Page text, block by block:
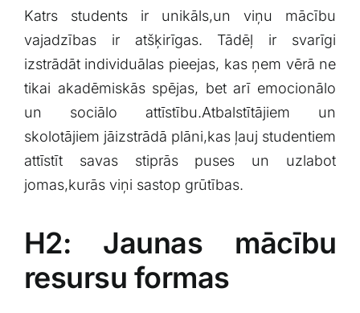
Katrs ‍students ir unikāls,un viņu mācību
vajadzības ir atšķirīgas. Tādēļ ir svarīgi
izstrādāt​ individuālas pieejas, kas ņem vērā ne
‍tikai akadēmiskās spējas,​ bet⁢ arī emocionālo
un sociālo attīstību.Atbalstītājiem un
skolotājiem jāizstrādā plāni,kas⁤ ļauj studentiem
attīstīt savas stiprās puses un uzlabot⁢
jomas,kurās viņi ‍sastop grūtības.
H2: Jaunas mācību
resursu formas